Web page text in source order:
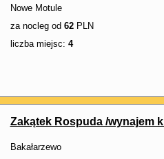
Nowe Motule
za nocleg od 62PLN
liczba miejsc: 4
Zakątek Rospuda /wynajem
Bakałarzewo